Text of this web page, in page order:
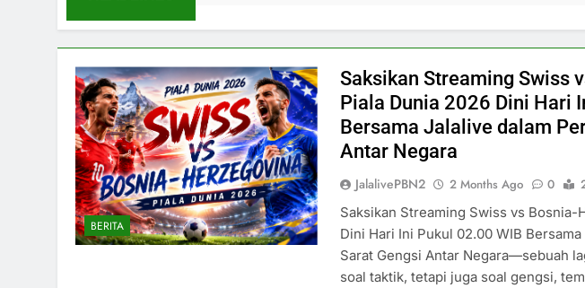
BERITA
Saksikan Streaming Swiss
Piala Dunia 2026 Dini Hari
Bersama Jalalive dalam
Antar Negara
JalalivePBN2 2 Months Ago 0
Saksikan Streaming Swiss vs
Dini Hari Ini Pukul 02.00 WIB
Sarat Gengsi Antar Negara—sebuah
soal taktik, tetapi juga soal gengsi,